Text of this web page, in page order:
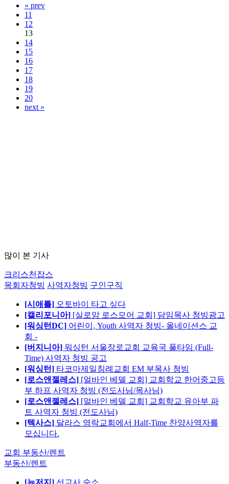
« prev
11
12
13
14
15
16
17
18
19
20
next »
많이 본 기사
크리스천잡스
목회자청빙 사역자청빙 구인구직
[시애틀] 오토바이 타고 싶다
[캘리포니아] [실로암 로스모어 교회] 담임목사 청빙광고
[워싱턴DC] 어린이, Youth 사역자 청빙- 올네이션스 교
회 -
[버지니아] 워싱턴 서울장로교회 교육국 풀타임 (Full-
Time) 사역자 청빙 공고
[워싱턴] 타코마제일침례교회 EM 부목사 청빙
[로스앤젤레스] [얼바인 베델 교회] 교회학교 한어중고등
부 하프 사역자 청빙 (전도사님/목사님)
[로스앤젤레스] [얼바인 베델 교회] 교회학교 유아부 파
트 사역자 청빙 (전도사님)
[텍사스] 달라스 영락교회에서 Half-Time 찬양사역자를
모십니다.
교회 부동산/렌트
부동산/렌트
[뉴저지] 선교사 숙소